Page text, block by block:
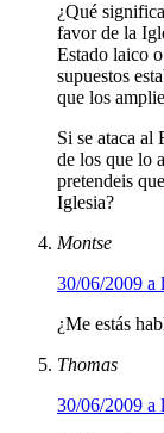
¿Qué
favor de la
Estado laico
supuestos
que los
Si se ataca al
de los que lo
pretendeis
Iglesia?
Montse
30/06/2009 a
¿Me estás
Thomas
30/06/2009 a